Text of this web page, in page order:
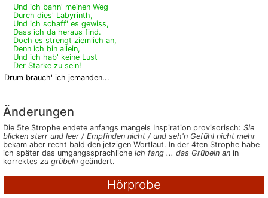
Und ich bahn' meinen Weg
Durch dies' Labyrinth,
Und ich schaff' es gewiss,
Dass ich da heraus find.
Doch es strengt ziemlich an,
Denn ich bin allein,
Und ich hab' keine Lust
Der Starke zu sein!
Drum brauch' ich jemanden...
Änderungen
Die 5te Strophe endete anfangs mangels Inspiration provisorisch: Sie
blicken starr und leer / Empfinden nicht / und seh'n Gefühl nicht mehr
bekam aber recht bald den jetzigen Wortlaut. In der 4ten Strophe habe
ich später das umgangssprachliche ich fang ... das Grübeln an in
korrektes zu grübeln geändert.
Hörprobe